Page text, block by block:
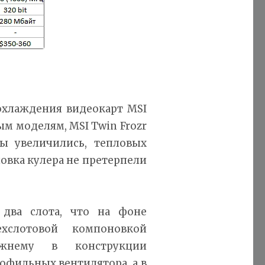
видеокарт MSI
моделям, MSI Twin Frozr
увеличились, тепловых
кулера не претерпели
слота, что на фоне
компоновкой
в конструкции